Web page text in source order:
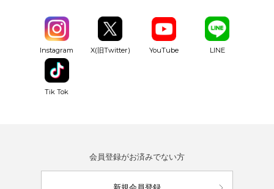
Instagram X(旧Twitter) YouTube LINE
Tik Tok
会員登録がお済みでない方